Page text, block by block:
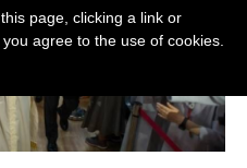
page, clicking a link or
agree to the use of cookies.